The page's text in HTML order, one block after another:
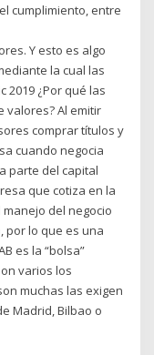
cumplimiento, entre
Y esto es algo
la cual las
2019 ¿Por qué las
valores? Al emitir
comprar títulos y
cuando negocia
parte del capital
que cotiza en la
del negocio
por lo que es una
es la “bolsa”
varios los
muchas las exigen
Madrid, Bilbao o